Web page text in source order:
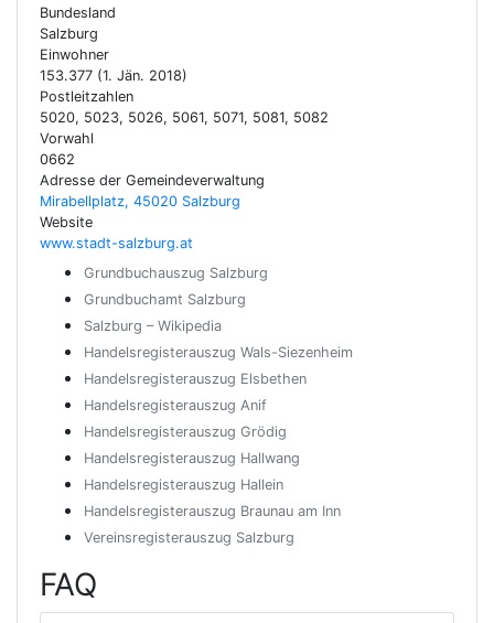
Bundesland
Salzburg
Einwohner
153.377 (1. Jän. 2018)
Postleitzahlen
5020, 5023, 5026, 5061, 5071, 5081, 5082
Vorwahl
0662
Adresse der Gemeindeverwaltung
Mirabellplatz, 45020 Salzburg
Website
www.stadt-salzburg.at
Grundbuchauszug Salzburg
Grundbuchamt Salzburg
Salzburg – Wikipedia
Handelsregisterauszug Wals-Siezenheim
Handelsregisterauszug Elsbethen
Handelsregisterauszug Anif
Handelsregisterauszug Grödig
Handelsregisterauszug Hallwang
Handelsregisterauszug Hallein
Handelsregisterauszug Braunau am Inn
Vereinsregisterauszug Salzburg
FAQ